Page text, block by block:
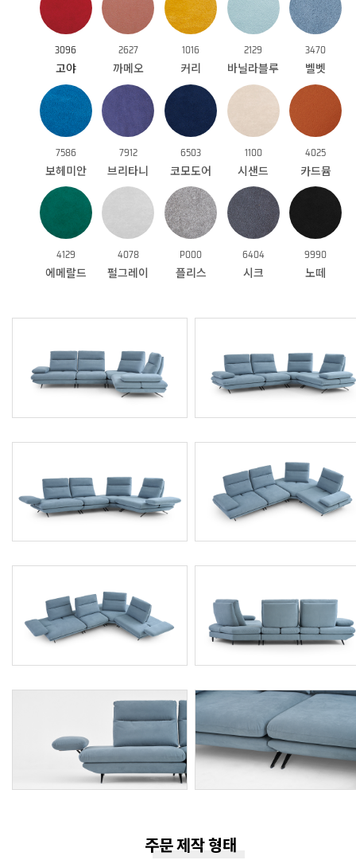
3096
고야
2627
까메오
1016
커리
2129
바닐라블루
3470
벨벳
7586
보헤미안
7912
브리타니
6503
코모도어
1100
시샌드
4025
카드뮴
4129
에메랄드
4078
펄그레이
P000
플리스
6404
시크
9990
노떼
주문 제작 형태